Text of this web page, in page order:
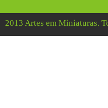
2013 Artes em Miniaturas.